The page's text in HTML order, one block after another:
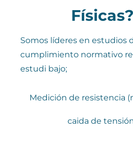
Físicas?
Somos líderes en estudios
cumplimiento normativo
estudi bajo;
Medición de resistencia
caida de